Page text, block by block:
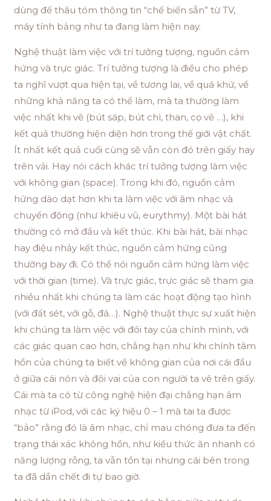
dùng để thâu tóm thông tin “chế biến sẵn” từ TV,
máy tính bảng như ta đang làm hiện nay.
Nghệ thuật làm việc với trí tưởng tượng, nguồn cảm
hứng và trực giác. Trí tưởng tượng là điều cho phép
ta nghĩ vượt qua hiện tại, về tương lai, về quá khứ, về
những khả năng ta có thể làm, mà ta thường làm
việc nhất khi vẽ (bút sáp, bút chì, than, cọ vẽ …), khi
kết quả thường hiện diện hơn trong thế giới vật chất.
Ít nhất kết quả cuối cùng sẽ vẫn còn đó trên giấy hay
trên vải. Hay nói cách khác trí tưởng tượng làm việc
với không gian (space). Trong khi đó, nguồn cảm
hứng dào dạt hơn khi ta làm việc với âm nhạc và
chuyển động (như khiêu vũ, eurythmy). Một bài hát
thường có mở đầu và kết thúc. Khi bài hát, bài nhạc
hay điệu nhảy kết thúc, nguồn cảm hứng cũng
thường bay đi. Có thể nói nguồn cảm hứng làm việc
với thời gian (time). Và trực giác, trực giác sẽ tham gia
nhiều nhất khi chúng ta làm các hoạt động tạo hình
(với đất sét, với gỗ, đá…). Nghệ thuật thực sự xuất hiện
khi chúng ta làm việc với đôi tay của chính mình, với
các giác quan cao hơn, chẳng hạn như khi chính tâm
hồn của chúng ta biết về không gian của nơi cái đầu
ở giữa cái nón và đôi vai của con người ta vẽ trên giấy.
Cái mà ta có từ công nghệ hiện đại chẳng hạn âm
nhạc từ iPod, với các ký hiệu 0 – 1 mà tai ta được
“bảo” rằng đó là âm nhạc, chỉ mau chóng đưa ta đến
trạng thái xác không hồn, như kiểu thức ăn nhanh có
năng lượng rỗng, ta vẫn tồn tại nhưng cái bên trong
ta đã dần chết đi tự bao giờ.